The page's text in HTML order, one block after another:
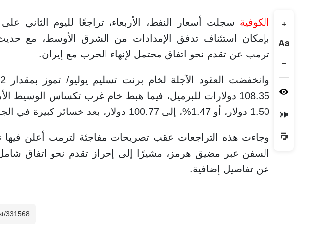
+
Aa
−
🔊
الكوفية سجلت أسعار النفط، الأربعاء، تراجعًا لليوم الثاني
بإمكان استئناف تدفق الإمدادات من الشرق الأوسط، مع حديث
ترمب عن تقدم نحو اتفاق محتمل لإنهاء الحرب مع إيران.
108.35 دولارات للبرميل، فيما هبط خام غرب تكساس الوسيط
1.50 دولار، أو 1.47%، إلى 100.77 دولار، بعد خسائر كبيرة في الجلسة السابقة.
وجاءت هذه التراجعات عقب تصريحات مفاجئة لترمب أعلن فيها
السفن عبر مضيق هرمز، مشيرًا إلى إحراز تقدم نحو اتفاق
عن تفاصيل إضافية.